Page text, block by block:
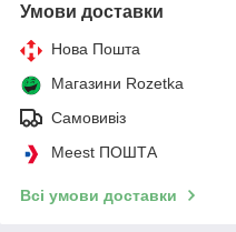
Умови доставки
Нова Пошта
Магазини Rozetka
Самовивіз
Meest ПОШТА
Всі умови доставки